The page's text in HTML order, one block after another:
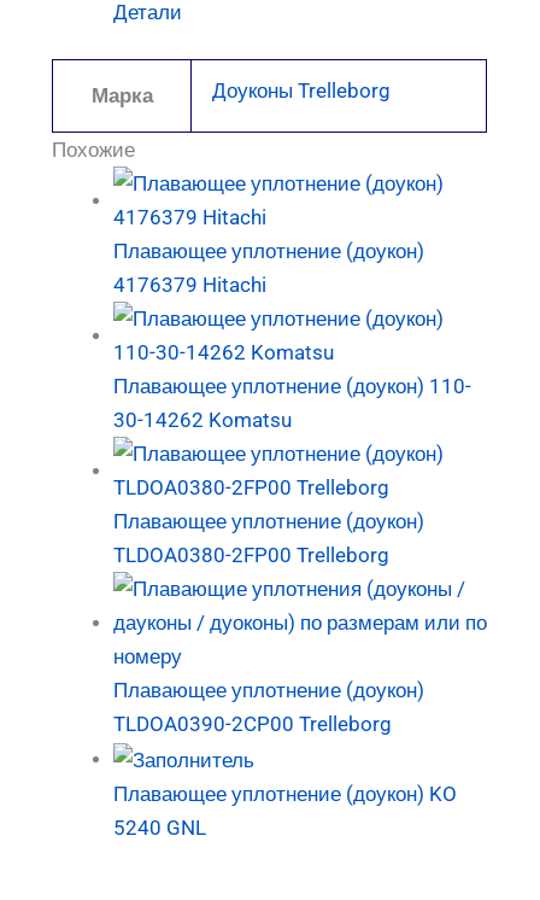
Детали
Марка Доуконы Trelleborg
Похожие
Плавающее уплотнение (доукон)
4176379 Hitachi
Плавающее уплотнение (доукон) 110-
30-14262 Komatsu
Плавающее уплотнение (доукон)
TLDOA0380-2FP00 Trelleborg
Плавающее уплотнение (доукон)
TLDOA0390-2CP00 Trelleborg
Плавающее уплотнение (доукон) KO
5240 GNL